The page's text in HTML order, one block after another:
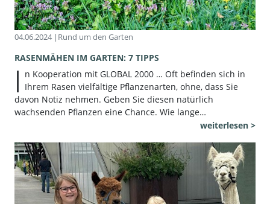
04.06.2024 | Rund um den Garten
RASENMÄHEN IM GARTEN: 7 TIPPS
I n Kooperation mit GLOBAL 2000 … Oft befinden sich in
Ihrem Rasen vielfältige Pflanzenarten, ohne, dass Sie
davon Notiz nehmen. Geben Sie diesen natürlich
wachsenden Pflanzen eine Chance. Wie lange…
weiterlesen >